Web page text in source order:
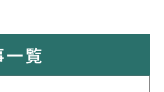
一覧